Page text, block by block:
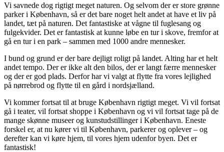
Vi savnede dog rigtigt meget naturen. Og selvom der er store grønne
parker i København, så er det bare noget helt andet at have et liv på
landet, tæt på naturen. Det fantastiske at vågne til fuglesang og
fulgekvider. Det er fantastisk at kunne løbe en tur i skove, fremfor at
gå en tur i en park – sammen med 1000 andre mennesker.
I bund og grund er der bare dejligt roligt på landet. Alting har et helt
andet tempo. Der er ikke alt den bilos, der er langt færre mennesker
og der er god plads. Derfor har vi valgt at flytte fra vores lejlighed
på nørrebrod og flytte til en gård i nordsjælland.
Vi kommer fortsat til at bruge København rigtigt meget. Vi vil fortsat
gå i teater, vil fortsat shoppe i København og vi vil fortsat tage på de
mange skønne museer og kunstudstillinger i København. Eneste
forskel er, at nu kører vi til København, parkerer og oplever – og
derefter kan vi køre hjem, til vores hjem udenfor byen. Det er
fantastisk!